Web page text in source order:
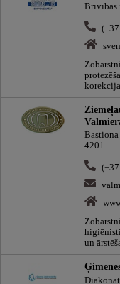
Brīvības
4201
un